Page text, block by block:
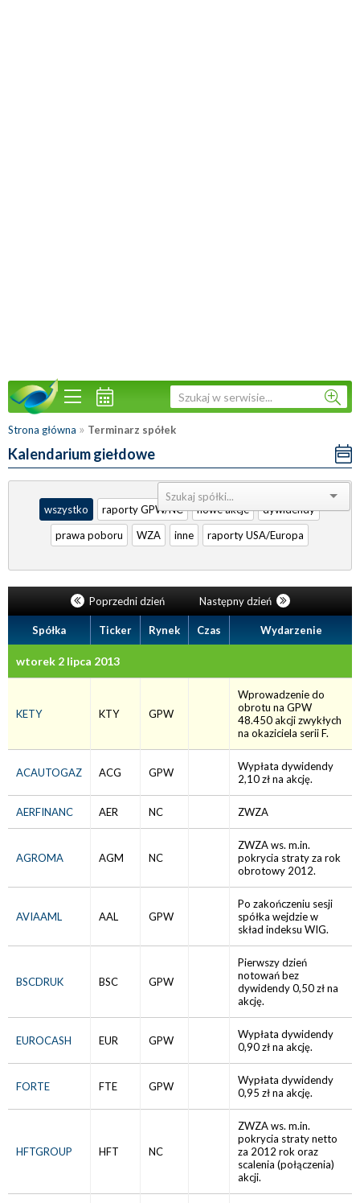
Strona główna » Terminarz spółek
Kalendarium giełdowe
Sortuj:
wszystko
raporty GPW/NC nowe akcje
dywidendy
prawa poboru
WZA inne raporty USA/Europa
Poprzedni dzień Następny dzień
Spółka Ticker Rynek Czas Wydarzenie
wtorek 2 lipca 2013
KETY KTY GPW
Wprowadzenie do
obrotu na GPW
48.450 akcji zwykłych
na okaziciela serii F.
ACAUTOGAZ ACG GPW
Wypłata dywidendy
2,10 zł na akcję.
AERFINANC AER NC ZWZA
AGROMA AGM NC
ZWZA ws. m.in.
pokrycia straty za rok
obrotowy 2012.
AVIAAML AAL GPW
Po zakończeniu sesji
spółka wejdzie w
skład indeksu WIG.
BSCDRUK BSC GPW
Pierwszy dzień
notowań bez
dywidendy 0,50 zł na
akcję.
EUROCASH EUR GPW
Wypłata dywidendy
0,90 zł na akcję.
FORTE FTE GPW
Wypłata dywidendy
0,95 zł na akcję.
HFTGROUP HFT NC
ZWZA ws. m.in.
pokrycia straty netto
za 2012 rok oraz
scalenia (połączenia)
akcji.